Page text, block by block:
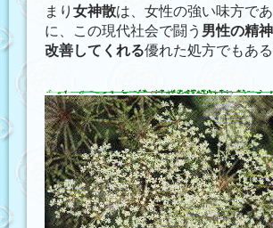
まり 女神散は、女性の強い味方で
に、この現代社会で闘う 男性の精
改善してくれる優れた処方でもある